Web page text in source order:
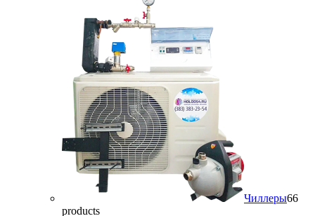
Чиллеры66
products